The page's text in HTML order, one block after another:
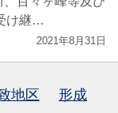
け継…
2021年8月31日
地区
形成